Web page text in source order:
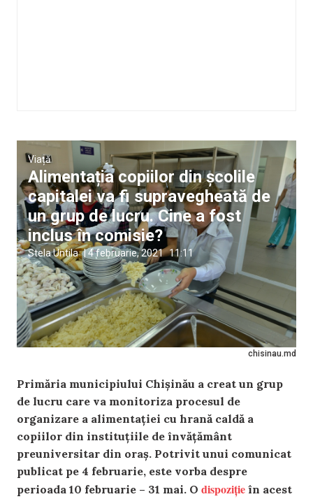
chisinau.md
Viață
Alimentația copiilor din școlile
capitalei va fi supravegheată de
un grup de lucru. Cine a fost
inclus în comisie?
Stela Untila |4 februarie, 2021 11:11
Primăria municipiului Chișinău a creat un grup
de lucru care va monitoriza procesul de
organizare a alimentației cu hrană caldă a
copiilor din instituțiile de învățământ
preuniversitar din oraș. Potrivit unui comunicat
publicat pe 4 februarie, este vorba despre
perioada 10 februarie – 31 mai. O dispoziție în acest